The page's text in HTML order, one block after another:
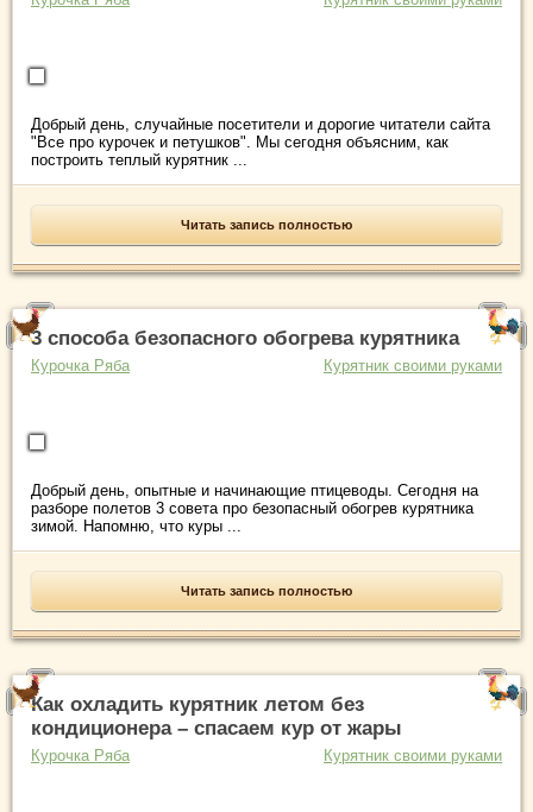
Добрый день, случайные посетители и дорогие читатели сайта
"Все про курочек и петушков". Мы сегодня объясним, как
построить теплый курятник ...
Читать запись полностью
3 способа безопасного обогрева курятника
Курочка Ряба Курятник своими руками
Добрый день, опытные и начинающие птицеводы. Сегодня на
разборе полетов 3 совета про безопасный обогрев курятника
зимой. Напомню, что куры ...
Читать запись полностью
Как охладить курятник летом без
кондиционера – спасаем кур от жары
Курочка Ряба Курятник своими руками